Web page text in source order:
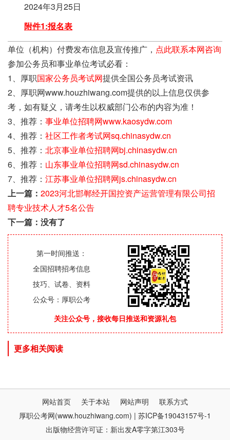
2024年3月25日
附件1:报名表
单位（机构）付费发布信息及宣传推广， 点此联系本网咨询
参加公务员和事业单位考试必看：
1、厚职国家公务员考试网提供全国公务员考试资讯
2、厚职网www.houzhiwang.com提供的以上信息仅供参
考，如有疑义，请考生以权威部门公布的内容为准！
3、推荐： 事业单位招聘网www.kaosydw.com
4、推荐： 社区工作者考试网sq.chinasydw.cn
5、推荐： 北京事业单位招聘网bj.chinasydw.cn
6、推荐： 山东事业单位招聘网sd.chinasydw.cn
7、推荐： 江苏事业单位招聘网js.chinasydw.cn
上一篇： 2023河北邯郸经开国控资产运营管理有限公司招
聘专业技术人才5名公告
下一篇：没有了
第一时间推送：
全国招聘招考信息
技巧、试卷、资料
公众号：厚职公考
关注公众号，接收每日推送和资源礼包
更多相关阅读
网站首页 关于本站 网站声明
联系方式
厚职公考网(www.houzhiwang.com) | 苏ICP备19043157号-1
出版物经营许可证：新出发A零字第江303号